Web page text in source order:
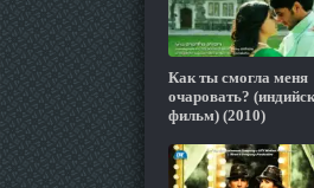
Как ты смогла меня
очаровать?
фильм) (2010)